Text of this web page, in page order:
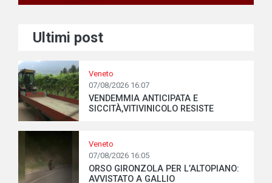
Ultimi post
Veneto
07/08/2026 16:07
VENDEMMIA ANTICIPATA E
SICCITÀ,VITIVINICOLO RESISTE
Veneto
07/08/2026 16:05
ORSO GIRONZOLA PER L’ALTOPIANO:
AVVISTATO A GALLIO